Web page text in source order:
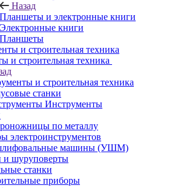
Назад
Планшеты и электронные книги
Электронные книги
Планшеты
и строительная техника
и строительная техника
станки
Инструменты
по металлу
электроинструментов
машины (УШМ)
и шуруповерты
станки
приборы